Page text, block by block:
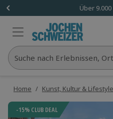
Über
Suche nach Erlebnissen,
Home / Kunst, Kultur & Lifestyle
-15% CLUB DEAL